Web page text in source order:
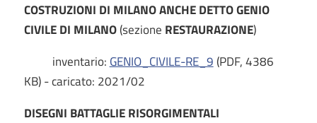
COSTRUZIONI DI MILANO ANCHE DETTO GENIO
CIVILE DI MILANO(sezione RESTAURAZIONE)
inventario: GENIO_CIVILE-RE_9(PDF, 4386
KB) - caricato: 2021/02
DISEGNI BATTAGLIE RISORGIMENTALI